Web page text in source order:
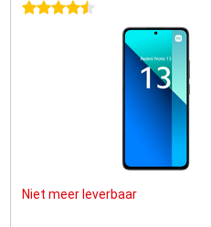
4.5 sterren
Niet meer leverbaar